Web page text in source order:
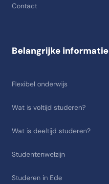
Contact
Belangrijke informatie
Flexibel onderwijs
Wat is voltijd studeren?
Wat is deeltijd studeren?
Studentenwelzijn
Studeren in Ede